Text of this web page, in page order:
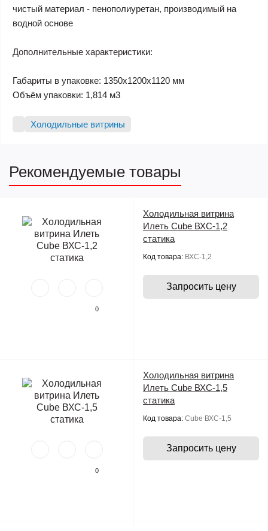
чистый материал - пенополиуретан, производимый на
водной основе
Дополнительные характеристики:
Габариты в упаковке: 1350х1200х1120 мм
Объём упаковки: 1,814 м3
Холодильные витрины
Рекомендуемые товары
0
Холодильная витрина
Илеть Cube ВХС-1,2
статика
Код товара: ВХС-1,2
Запросить цену
0
Холодильная витрина
Илеть Cube ВХС-1,5
статика
Код товара: Cube ВХС-1,5
Запросить цену